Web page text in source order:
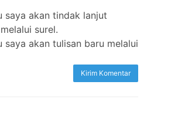
saya akan tindak lanjut
surel.
saya akan tulisan baru melalui